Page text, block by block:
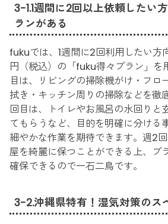
3-1.1週間に2回以上依頼したい
ランがある
fukuでは、1週間に2回利用したい方
円（税込）の「fuku得々プラン」を
目は、リビングの掃除機がけ・フロ
拭き・キッチン周りの掃除などを徹
回目は、トイレやお風呂の水回りと
てもらうなど、目的を明確に分ける
細やかな作業を期待できます。週2
屋を綺麗に保つことができる上、プ
確保できるので一石二鳥です。
3-2.沖縄県特有！湿気対策のス